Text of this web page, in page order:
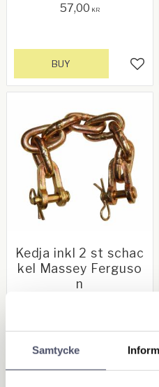
Samtycke
OEM nr: 897911M1
57,00 KR
BUY
Kedja inkl 2 st schac
kel Massey Ferguso
n